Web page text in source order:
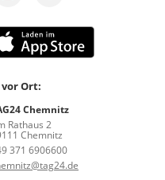
Ort:
Chemnitz
Rathaus 2
Chemnitz
371 6906600